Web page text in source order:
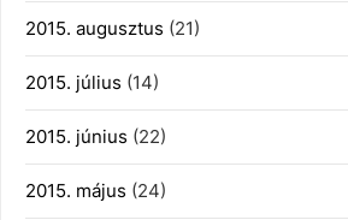
2015. augusztus (21)
2015. július (14)
2015. június (22)
2015. május (24)